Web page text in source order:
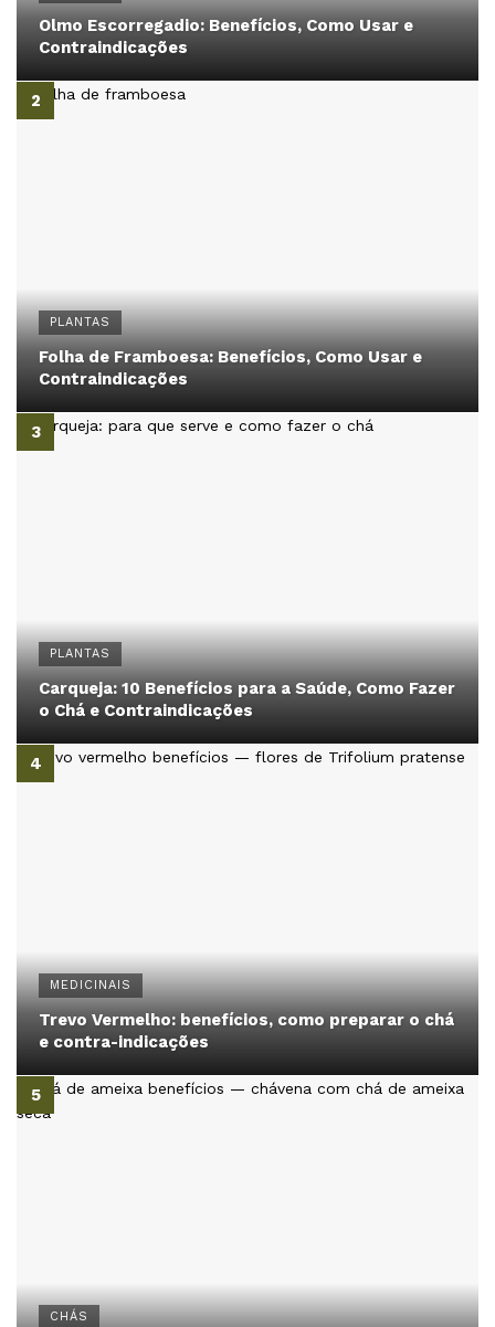
Olmo Escorregadio: Benefícios, Como Usar e
Contraindicações
PLANTAS
Folha de Framboesa: Benefícios, Como Usar e
Contraindicações
PLANTAS
Carqueja: 10 Benefícios para a Saúde, Como Fazer
o Chá e Contraindicações
MEDICINAIS
Trevo Vermelho: benefícios, como preparar o chá
e contra-indicações
CHÁS